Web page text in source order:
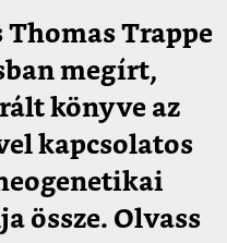
Thomas Trappe
megírt,
könyve az
kapcsolatos
össze. Olvass